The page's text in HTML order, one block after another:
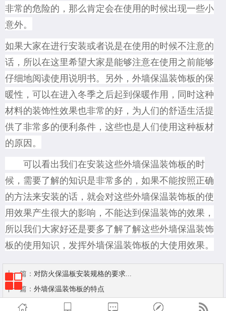
非常的危险的，那么肯定会在使用的时候出现一些小
意外。
如果大家在进行安装或者说是在使用的时候不注意的
话，所以在这里希望大家是能够注意在使用之前能够
仔细地阅读使用说明书。另外，外墙保温装饰板的保
暖性 ，可以在进入冬季之后起到保暖作用，同时这种
材料的装饰性效果也非常的好，为人们的舒适生活提
供了非常多的便利条件，这些也是人们使用这种板材
的原因。
可以看出我们在安装这些外墙保温装饰板的时
候，需要了解的知识是非常多的，如果不能按照正确
的方法来安装的话，就会对这些外墙保温装饰板的使
用效果产生很大的影响，不能达到保温装饰的效果，
所以我们大家好还是要多了解了解这些外墙保温装饰
板的使用知识，发挥外墙保温装饰板的大使用效果。
上一篇： 对防火保温板安装规格的要求...
下一篇： 外墙保温装饰板的特点